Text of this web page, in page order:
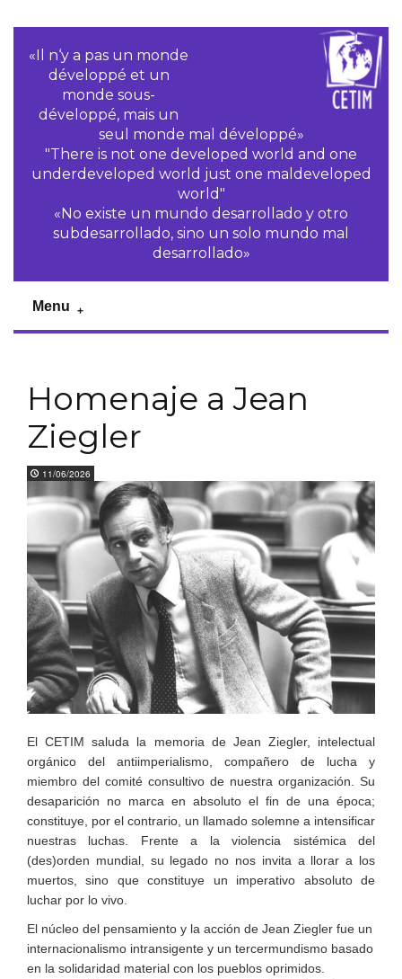
«Il n‘y a pas un monde
développé et un
monde sous-
développé, mais un
seul monde mal développé»
"There is not one developed world and one
underdeveloped world just one maldeveloped
world"
«No existe un mundo desarrollado y otro
subdesarrollado, sino un solo mundo mal
desarrollado»
Menu
Homenaje a Jean
Ziegler
11/06/2026
El CETIM saluda la memoria de Jean Ziegler, intelectual
orgánico del antiimperialismo, compañero de lucha y
miembro del comité consultivo de nuestra organización. Su
desaparición no marca en absoluto el fin de una época;
constituye, por el contrario, un llamado solemne a intensificar
nuestras luchas. Frente a la violencia sistémica del
(des)orden mundial, su legado no nos invita a llorar a los
muertos, sino que constituye un imperativo absoluto de
luchar por lo vivo.
El núcleo del pensamiento y la acción de Jean Ziegler fue un
internacionalismo intransigente y un tercermundismo basado
en la solidaridad material con los pueblos oprimidos.